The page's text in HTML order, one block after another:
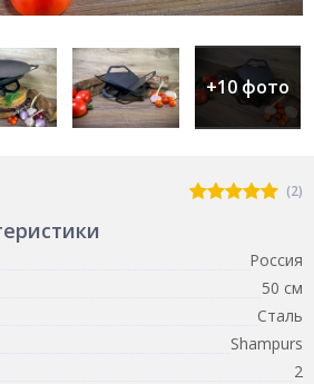
+10 фото
(2)
Россия
50 см
Сталь
Shampurs
2